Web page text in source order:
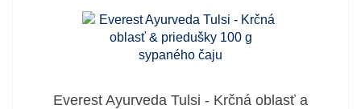
Everest Ayurveda Tulsi - Krčná oblasť a